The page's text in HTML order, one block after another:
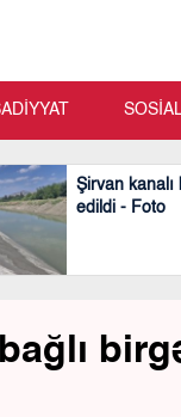
Şirvan kanalı
edildi - Foto